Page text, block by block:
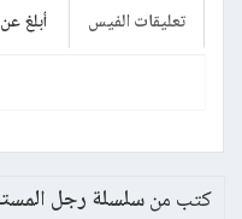
تعليقات الفيس أبلغ
كتب من سلسلة رجل